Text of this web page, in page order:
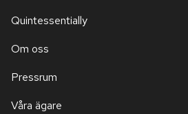
Quintessentially
Om oss
Pressrum
Våra ägare